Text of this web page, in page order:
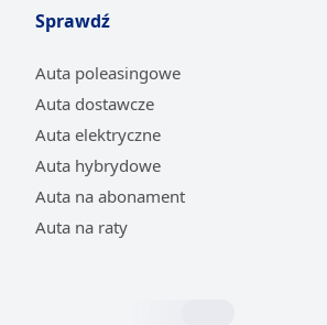
Sprawdź
Auta poleasingowe
Auta dostawcze
Auta elektryczne
Auta hybrydowe
Auta na abonament
Auta na raty